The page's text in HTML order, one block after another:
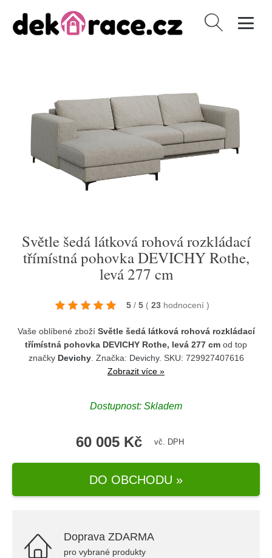
Vyhledávání
Světle šedá látková rohová rozkládací
třímístná pohovka DEVICHY Rothe,
levá 277 cm
5 / 5 ( 23 hodnocení )
Vaše oblíbené zboží Světle šedá látková rohová rozkládací
třímístná pohovka DEVICHY Rothe, levá 277 cm od top
značky Devichy. Značka: Devichy. SKU: 729927407616
Zobrazit více »
Dostupnost: Skladem
60 005 Kč vč. DPH
DO OBCHODU »
Doprava ZDARMA
pro vybrané produkty